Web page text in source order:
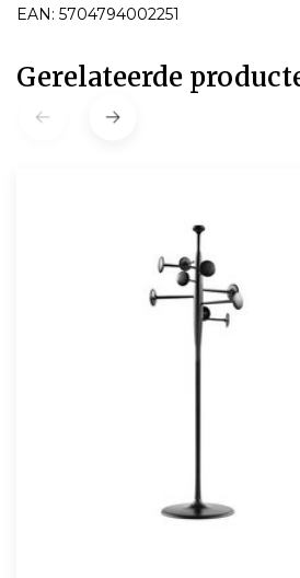
EAN: 5704794002251
Gerelateerde